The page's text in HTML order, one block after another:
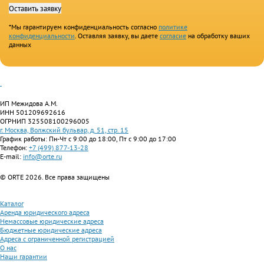
*Мы гарантируем конфиденциальность согласно политике
конфиденциальности. Оставляя заявку, вы даете согласие на обработку ваших
данных
ИП Межидова А.М.
ИНН 501209692616
ОГРНИП 325508100296005
г. Москва, Волжский бульвар, д. 51, стр. 15
График работы: Пн-Чт с 9:00 до 18:00, Пт с 9:00 до 17:00
Телефон: +7 (499) 877-13-28
E-mail: info@orte.ru
© ORTE 2026. Все права защищены
Каталог
Аренда юридического адреса
Немассовые юридические адреса
Бюджетные юридические адреса
Адреса с ограниченной регистрацией
О нас
Наши гарантии